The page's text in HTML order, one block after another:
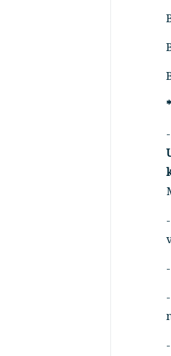
-